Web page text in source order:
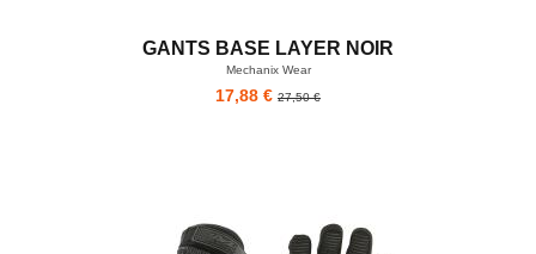
GANTS BASE LAYER NOIR
Mechanix Wear
17,88 € 27,50 €